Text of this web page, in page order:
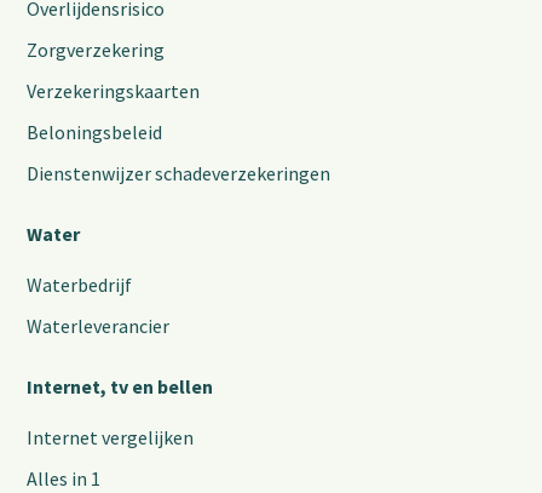
Overlijdensrisico
Zorgverzekering
Verzekeringskaarten
Beloningsbeleid
Dienstenwijzer schadeverzekeringen
Water
Waterbedrijf
Waterleverancier
Internet, tv en bellen
Internet vergelijken
Alles in 1